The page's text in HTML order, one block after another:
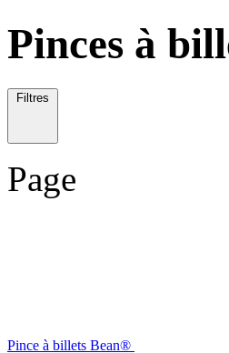
Pinces à
Filtres
Page
Pince à billets Bean®